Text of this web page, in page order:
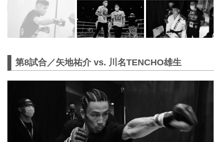
第8試合／矢地祐介 vs. 川名TENCHO雄生